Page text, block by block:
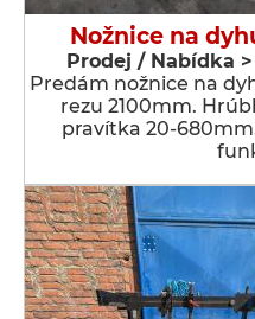
Nožnice na
Prodej / Nabídka
Predám nožnice na
rezu 2100mm.
pravítka 20-